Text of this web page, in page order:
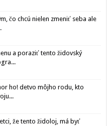
čo chcú nielen zmeniť seba ale
a poraziť tento židovský
ho! detvo môjho rodu, kto
že tento židoloj, má byť